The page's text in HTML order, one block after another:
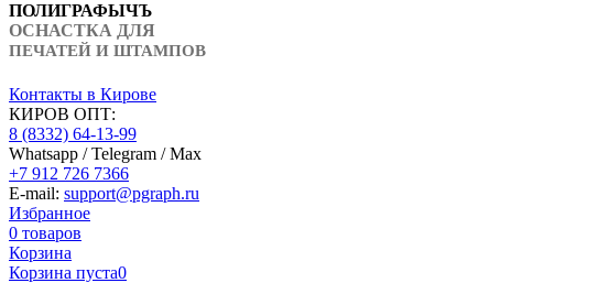
ПОЛИГРАФЫЧЪ
ОСНАСТКА ДЛЯ
ПЕЧАТЕЙ И ШТАМПОВ
Контакты в Кирове
КИРОВ ОПТ:
8 (8332) 64-13-99
Whatsapp / Telegram / Max
+7 912 726 7366
E-mail: support@pgraph.ru
Избранное
0 товаров
Корзина
Корзина пуста0